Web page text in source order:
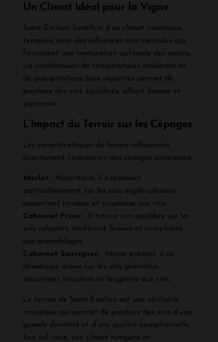
Un Climat Idéal pour la Vigne
Saint-Émilion bénéficie d’un climat océanique
tempéré, avec des influences continentales qui
favorisent une maturation optimale des raisins.
La combinaison de températures modérées et
de précipitations bien réparties permet de
produire des vins équilibrés, alliant finesse et
puissance.
L’Impact du Terroir sur les Cépages
Les caractéristiques du terroir influencent
directement l’expression des cépages principaux :
Merlot : Majoritaire, il s’épanouit
particulièrement sur les sols argilo-calcaires,
apportant rondeur et souplesse aux vins.
Cabernet Franc : Il trouve son équilibre sur les
sols calcaires, conférant finesse et complexité
aux assemblages.
Cabernet Sauvignon : Moins présent, il se
développe mieux sur les sols graveleux,
apportant structure et longévité aux vins.
Le terroir de Saint-Émilion est une véritable
mosaïque qui permet de produire des vins d’une
grande diversité et d’une qualité exceptionnelle.
Son sol varié, son climat tempéré et